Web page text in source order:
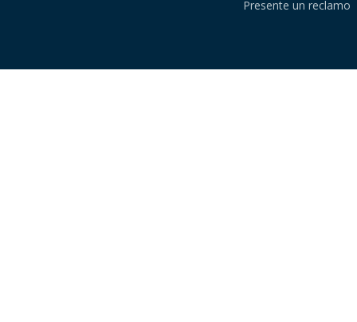
Presente un reclamo